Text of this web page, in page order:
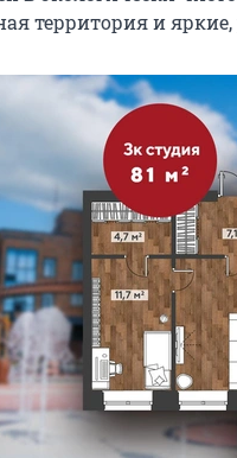
территория и